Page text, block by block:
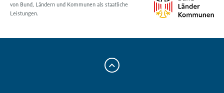
von Bund, Ländern und Kommunen als staatliche
Leistungen.
Zum